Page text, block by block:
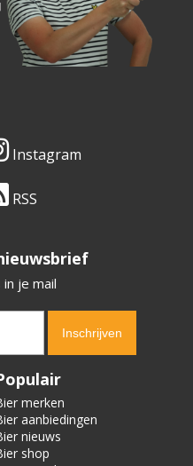
Instagram
RSS
je mail
merken
aanbiedingen
nieuws
shop